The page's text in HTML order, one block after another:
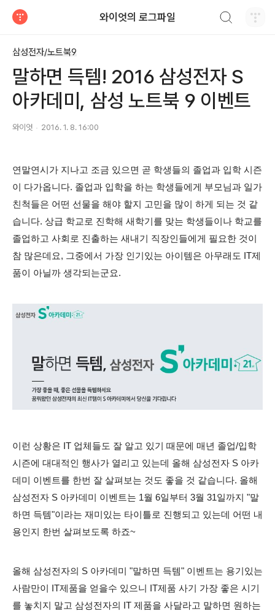
와이엇의 로그파일
삼성전자/노트북9
말하면 득템! 2016 삼성전자 S
아카데미, 삼성 노트북 9 이벤트
와이엇 2016. 1. 8. 16:00
연말연시가 지나고 조금 있으면 곧 학생들의 졸업과 입학 시즌
이 다가옵니다. 졸업과 입학을 하는 학생들에게 부모님과 일가
친척들은 어떤 선물을 해야 할지 고민을 많이 하게 되는 것 같
습니다. 상급 학교로 진학해 새학기를 맞는 학생들이나 학교를
졸업하고 사회로 진출하는 새내기 직장인들에게 필요한 것이
참 많은데요, 그중에서 가장 인기있는 아이템은 아무래도 IT제
품이 아닐까 생각되는군요.
이런 상황은 IT 업체들도 잘 알고 있기 때문에 매년 졸업/입학
시즌에 대대적인 행사가 열리고 있는데 올해 삼성전자 S 아카
데미 이벤트를 한번 잘 살펴보는 것도 좋을 것 같습니다. 올해
삼성전자 S 아카데미 이벤트는 1월 6일부터 3월 31일까지 "말
하면 득템"이라는 재미있는 타이틀로 진행되고 있는데 어떤 내
용인지 한번 살펴보도록 하죠~
올해 삼성전자의 S 아카데미 "말하면 득템" 이벤트는 용기있는
사람만이 IT제품을 얻을수 있으니 IT제품 사기 가장 좋은 시기
를 놓치지 말고 삼성전자의 IT 제품을 사달라고 말하면 원하는